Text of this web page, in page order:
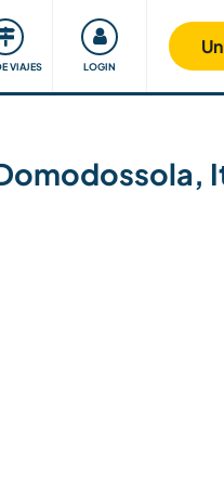
VIAJES LOGIN
Nos implicamos